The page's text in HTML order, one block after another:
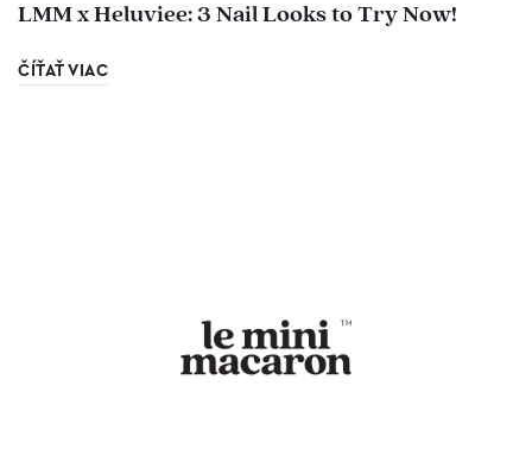
LMM x Heluviee: 3 Nail Looks to Try Now!
ČÍŤAŤ VIAC